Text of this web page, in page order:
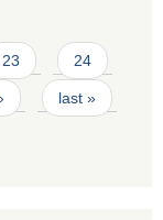
23 24
last »